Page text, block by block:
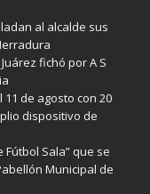
al alcalde sus
fichó por A S
de agosto con 20
dispositivo de
Sala” que se
Municipal de